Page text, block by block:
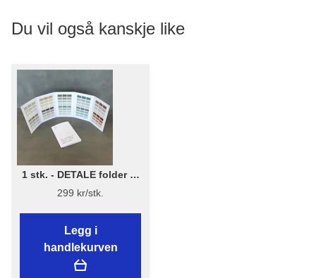
Du vil også kanskje like
1 stk. - DETALE folder 3-
in-1 - KABRIC, KC14, Matt
Paint
299 kr/stk.
Legg i
handlekurven